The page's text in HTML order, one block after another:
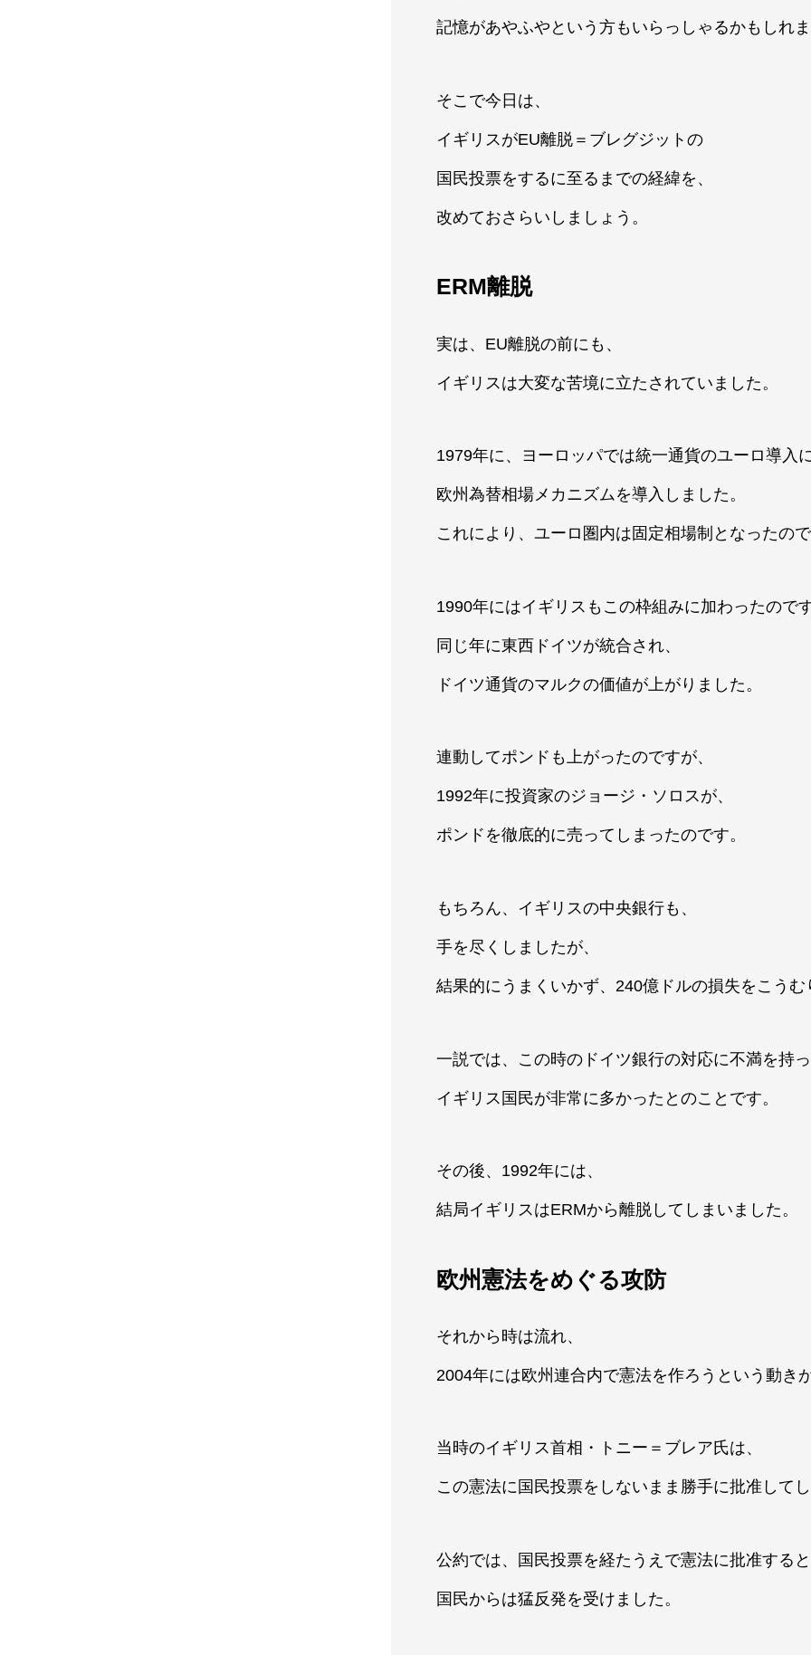
記憶があやふやという方もいらっしゃるかもしれま
そこで今日は、
イギリスがEU離脱＝ブレグジットの
国民投票をするに至るまでの経緯を、
改めておさらいしましょう。
ERM離脱
実は、EU離脱の前にも、
イギリスは大変な苦境に立たされていました。
1979年に、ヨーロッパでは統一通貨のユーロ導入に
欧州為替相場メカニズムを導入しました。
これにより、ユーロ圏内は固定相場制となったので
1990年にはイギリスもこの枠組みに加わったのです
同じ年に東西ドイツが統合され、
ドイツ通貨のマルクの価値が上がりました。
連動してポンドも上がったのですが、
1992年に投資家のジョージ・ソロスが、
ポンドを徹底的に売ってしまったのです。
もちろん、イギリスの中央銀行も、
手を尽くしましたが、
結果的にうまくいかず、240億ドルの損失をこうむ
一説では、この時のドイツ銀行の対応に不満を持
イギリス国民が非常に多かったとのことです。
その後、1992年には、
結局イギリスはERMから離脱してしまいました。
欧州憲法をめぐる攻防
それから時は流れ、
2004年には欧州連合内で憲法を作ろうという動き
当時のイギリス首相・トニー＝ブレア氏は、
この憲法に国民投票をしないまま勝手に批准してし
公約では、国民投票を経たうえで憲法に批准すると
国民からは猛反発を受けました。